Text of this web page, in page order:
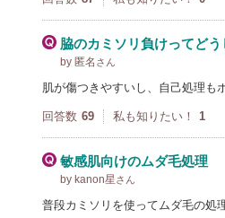
脇のカミソリ負けってど
by 匿名 さん
肌が傷つきやすいし、自己処理
回答数 69 私も知りたい！ 1
敏感肌向けのムダ毛処理
by kanon星さん
普段カミソリを使ってムダ毛の処